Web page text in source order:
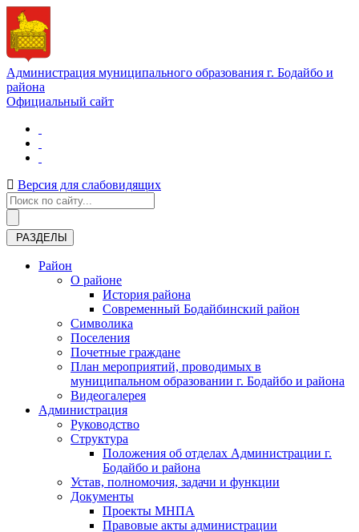
Администрация муниципального образования г. Бодайбо и
района
Официальный сайт
Версия для слабовидящих
РАЗДЕЛЫ
Район
О районе
История района
Современный Бодайбинский район
Символика
Поселения
Почетные граждане
План мероприятий, проводимых в
муниципальном образовании г. Бодайбо и района
Видеогалерея
Администрация
Руководство
Структура
Положения об отделах Администрации г.
Бодайбо и района
Устав, полномочия, задачи и функции
Документы
Проекты МНПА
Правовые акты администрации